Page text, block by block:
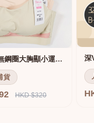
舒適無痕無鋼圈大胸顯小運動內衣
貨
HKD $320